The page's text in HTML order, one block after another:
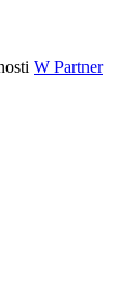
W Partner